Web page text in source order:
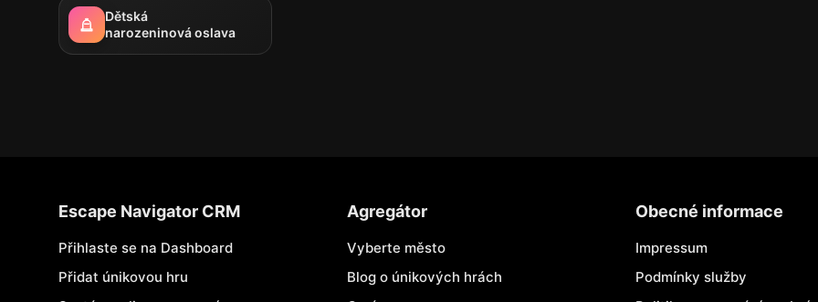
Dětská
narozeninová oslava
Escape Navigator CRM
Přihlaste se na Dashboard
Přidat únikovou hru
Agregátor
Vyberte město
Blog o únikových hrách
Obecné informace
Impressum
Podmínky služby